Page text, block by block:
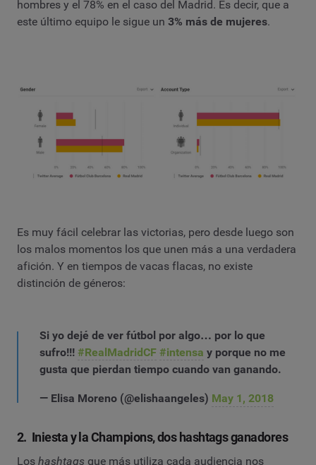
hombres y el 78% en el caso del Madrid. Es decir, que a
este último equipo le sigue un 3% más de mujeres.
Es muy fácil celebrar las victorias, pero desde luego son
los malos momentos los que unen más a una verdadera
afición. Y en tiempos de vacas flacas, no existe
distinción de géneros:
Si yo dejé de ver fútbol por algo… por lo que
sufro!!! #RealMadridCF #intensa y porque no me
gusta que pierdan tiempo cuando van ganando.
— Elisa Moreno (@elishaangeles) May 1, 2018
2. Iniesta y la Champions, dos hashtags ganadores
Los hashtags que más utiliza cada audiencia nos